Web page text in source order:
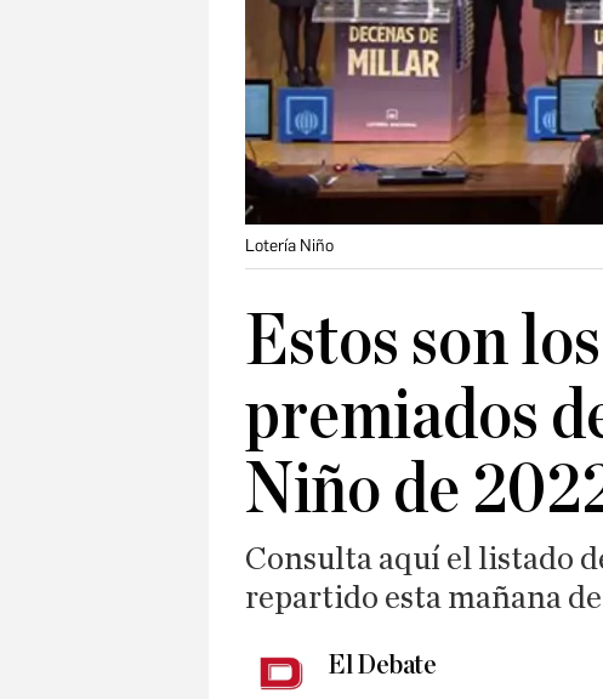
Lotería Niño
Estos son
premiados
Niño de
Consulta aquí el listado
repartido esta mañana
El Debate